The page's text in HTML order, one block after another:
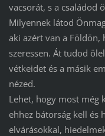
vacsorát, s a családod
Milyennek látod
aki azért van a
szeressen. Át tudod
vétkeidet és a másik
nézed.
Lehet, hogy most még
ehhez bátorság kell és
elvárásokkal,